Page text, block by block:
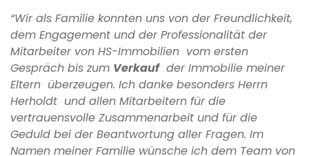
“Wir als Familie konnten uns von der Freundlichkeit,
dem Engagement und der Professionalität der
Mitarbeiter von HS-Immobilien vom ersten
Gespräch bis zum Verkaufder Immobilie meiner
Eltern überzeugen. Ich danke besonders Herrn
Herholdt und allen Mitarbeitern für die
vertrauensvolle Zusammenarbeit und für die
Geduld bei der Beantwortung aller Fragen. Im
Namen meiner Familie wünsche ich dem Team von